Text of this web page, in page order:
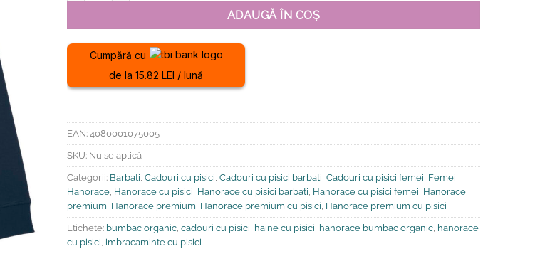
ADAUGĂ ÎN COȘ
Cumpără cu
de la 15.82 LEI / lună
EAN: 4080001075005
SKU: Nu se aplică
Categorii: Barbati Cadouri cu pisici Cadouri cu pisici barbati Cadouri cu pisici femei Femei
Hanorace Hanorace cu pisici Hanorace cu pisici barbati Hanorace cu pisici femei Hanorace
premium Hanorace premium Hanorace premium cu pisici Hanorace premium cu pisici
Etichete: bumbac organic cadouri cu pisici haine cu pisici hanorace bumbac organic hanorace
cu pisici imbracaminte cu pisici